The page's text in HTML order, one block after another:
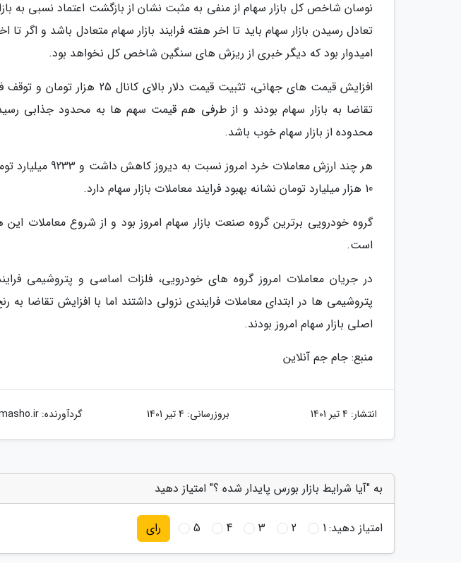
نوسان شاخص کل بازار سهام از منفی به مثبت نشان از بازگشت اعتماد نسبی به
تعادل رسیدن بازار سهام باید تا اخر هفته فرایند بازار سهام متعادل باشد و اگر
امیدوار بود که دیگر خبری از ریزش های سنگین شاخص کل نخواهد بود.
افزایش قیمت های جهانی، تثبیت قیمت
تقاضا به بازار سهام بودند و از طرفی هم قیمت سهم ها به محدود جذابی
محدوده از بازار سهام خوب باشد.
هر چند ارزش معاملات
10 هزار میلیارد تومان نشانه بهبود فرایند معاملات بازار سهام دارد.
گروه خودرویی برترین گروه صنعت بازار سهام امروز بود و از شروع معاملات این
است.
در جریان معاملات امروز گروه های خودرویی، فلزات اساسی و پتروشیمی
پتروشیمی ها در ابتدای معاملات فرایندی نزولی داشتند اما با افزایش تقاضا
اصلی بازار سهام امروز بودند.
منبع: جام جم آنلاین
انتشار: 4 تیر 1401 بروزرسانی: 4 تیر 1401 گردآورنده:
به "آیا شرایط بازار بورس پایدار شده ؟" امتیاز دهید
امتیاز دهید:1
2
3
4
5 رای